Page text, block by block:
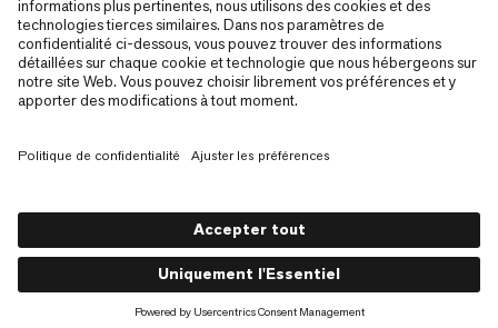
—
Sitemap
Cookies
Mentions Légales
Politique de confidentialité des données
Conditions d'utilisation